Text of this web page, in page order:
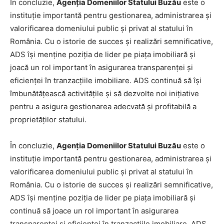
În concluzie, Agenţia Domeniilor Statului Buzău este o
instituţie importantă pentru gestionarea, administrarea şi
valorificarea domeniului public şi privat al statului în
România. Cu o istorie de succes şi realizări semnificative,
ADS îşi menţine poziţia de lider pe piaţa imobiliară şi
joacă un rol important în asigurarea transparenţei şi
eficienţei în tranzacţiile imobiliare. ADS continuă să îşi
îmbunătăţească activităţile şi să dezvolte noi iniţiative
pentru a asigura gestionarea adecvată şi profitabilă a
proprietăţilor statului.
În concluzie, Agenţia Domeniilor Statului Buzău este o
instituţie importantă pentru gestionarea, administrarea şi
valorificarea domeniului public şi privat al statului în
România. Cu o istorie de succes şi realizări semnificative,
ADS îşi menţine poziţia de lider pe piaţa imobiliară şi
continuă să joace un rol important în asigurarea